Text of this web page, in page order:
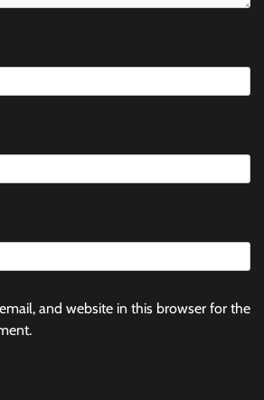
and website in this browser for the